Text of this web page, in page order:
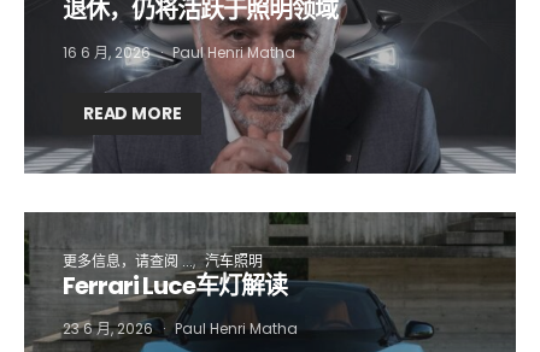
退休，仍将活跃于照明领域
16 6 月, 2026 Paul Henri Matha
READ MORE
更多信息，请查阅 ... 汽车照明
Ferrari Luce车灯解读
23 6 月, 2026 Paul Henri Matha
Email Address*
I want to subscribe for free for 3 months to:*
Interior weekly newsletter
bi-monthly Sensing & Applications newsletter